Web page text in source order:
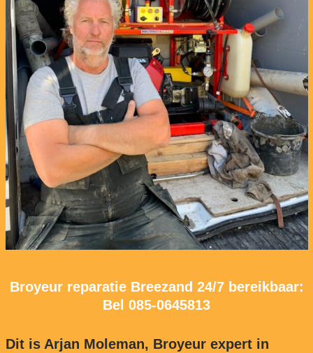
Broyeur reparatie Breezand 24/7 bereikbaar:
Bel 085-0645813
Dit is Arjan Moleman, Broyeur expert in